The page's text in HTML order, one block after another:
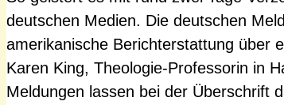
deutschen Medien. Die deutschen
amerikanische Berichterstattung über
Karen King, Theologie-Professorin in
Meldungen lassen bei der Überschrift